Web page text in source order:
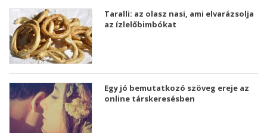
Taralli: az olasz nasi, ami elvarázsolja
az ízlelőbimbókat
Egy jó bemutatkozó szöveg ereje az
online társkeresésben